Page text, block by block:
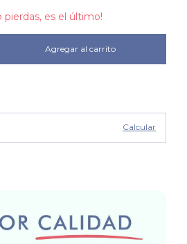
pierdas, es el último!
Calcular